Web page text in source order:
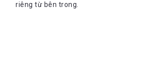
riêng từ bên trong.